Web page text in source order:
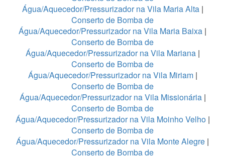
Água/Aquecedor/Pressurizador na Vila Maria Alta|
Conserto de Bomba de
Água/Aquecedor/Pressurizador na Vila Maria Baixa |
Conserto de Bomba de
Água/Aquecedor/Pressurizador na Vila Mariana|
Conserto de Bomba de
Água/Aquecedor/Pressurizador na Vila Miriam|
Conserto de Bomba de
Água/Aquecedor/Pressurizador na Vila Missionária|
Conserto de Bomba de
Água/Aquecedor/Pressurizador na Vila Moinho Velho|
Conserto de Bomba de
Água/Aquecedor/Pressurizador na Vila Monte Alegre |
Conserto de Bomba de